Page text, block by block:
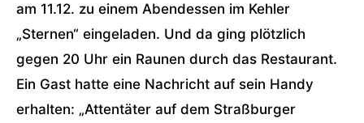
am 11.12. zu einem Abendessen im Kehler
„Sternen“ eingeladen. Und da ging plötzlich
gegen 20 Uhr ein Raunen durch das Restaurant.
Ein Gast hatte eine Nachricht auf sein Handy
erhalten: „Attentäter auf dem Straßburger